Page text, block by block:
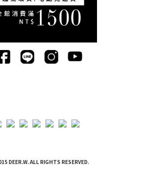
DEER.W. ALL RIGHTS RESERVED.